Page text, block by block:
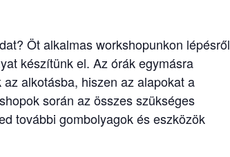
Öt alkalmas workshopunkon lépésről
készítünk el. Az órák egymásra
alkotásba, hiszen az alapokat a
során az összes szükséges
további gombolyagok és eszközök